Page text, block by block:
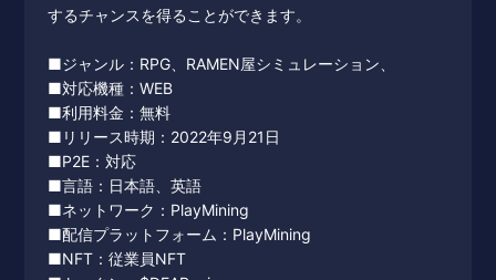
するチャンスを得ることができます。
■ジャンル：RPG、RAMEN屋シミュレーション、
■対応機種：WEB
■利用料金：無料
■リリース時期：2022年9月21日
■P2E：対応
■言語：日本語、英語
■ネットワーク：PlayMining
■配信プラットフォーム：PlayMining
■NFT：従業員NFT